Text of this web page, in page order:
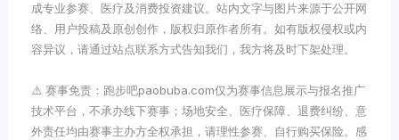
成专业参赛、医疗及消费投资建议。站内文字与图片来源于公开网
络、用户投稿及原创创作，版权归原作者所有。如有版权侵权或内
容异议，请通过站点联系方式告知我们，我方将及时下架处理。
⚠️ 赛事免责：跑步吧paobuba.com仅为赛事信息展示与报名推广
技术平台，不承办线下赛事；场地安全、医疗保障、退费纠纷、意
外责任均由赛事主办方全权承担，请理性参赛、自行购买保险。感